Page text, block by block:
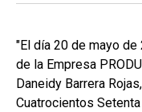
"El día 20 de mayo de
de la Empresa
Daneidy Barrera
Cuatrocientos